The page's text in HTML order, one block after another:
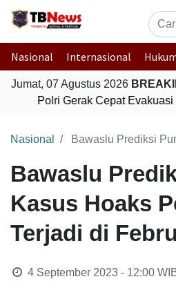
Nasional Internasional
Jumat, 07 Agustus 2026
Polri Gerak Cepat
Nasional Bawaslu Prediksi Puncak Kasus
Bawaslu
Kasus Hoaks
Terjadi di
4 September 2023 - 12:00